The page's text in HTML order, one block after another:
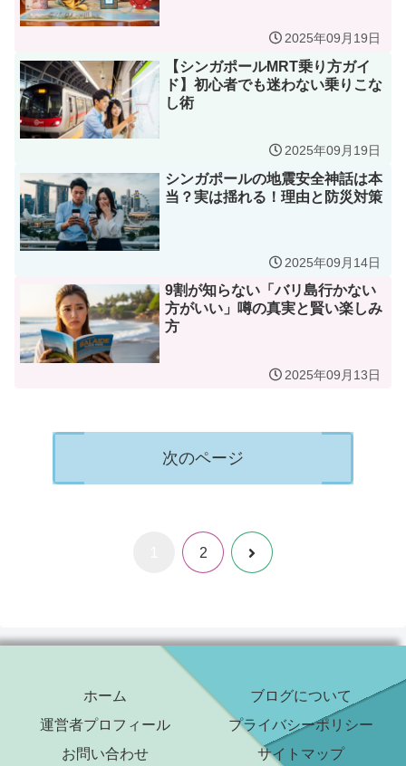
2025年09月19日
【シンガポールMRT乗り方ガイ
ド】初心者でも迷わない乗りこな
し術
2025年09月19日
シンガポールの地震安全神話は本
当？実は揺れる！理由と防災対策
2025年09月14日
9割が知らない「バリ島行かない
方がいい」噂の真実と賢い楽しみ
方
2025年09月13日
次のページ
2 次
ホーム
ブログについて
運営者プロフィール
プライバシーポリシー
お問い合わせ
サイトマップ